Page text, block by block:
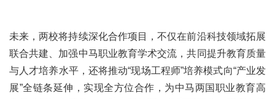
未来，两校将持续深化合作项目，不仅在前沿科技领域拓展
联合共建、加强中马职业教育学术交流，共同提升教育质量
与人才培养水平，还将推动“现场工程师”培养模式向“产业发
展”全链条延伸，实现全方位合作，为中马两国职业教育高